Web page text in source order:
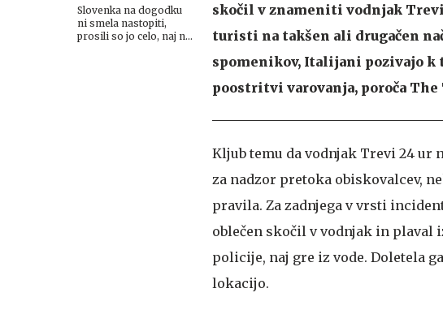
Slovenka na dogodku
ni smela nastopiti,
prosili so jo celo, naj ne
skočil v znameniti vodnjak
turisti na takšen ali drugačen
spomenikov, Italijani pozivajo k
poostritvi varovanja, poroča The
Kljub temu da vodnjak Trevi 24 ur
za nadzor pretoka obiskovalcev,
pravila. Za zadnjega v vrsti
oblečen skočil v vodnjak in plaval
policije, naj gre iz vode. Doletela
lokacijo.